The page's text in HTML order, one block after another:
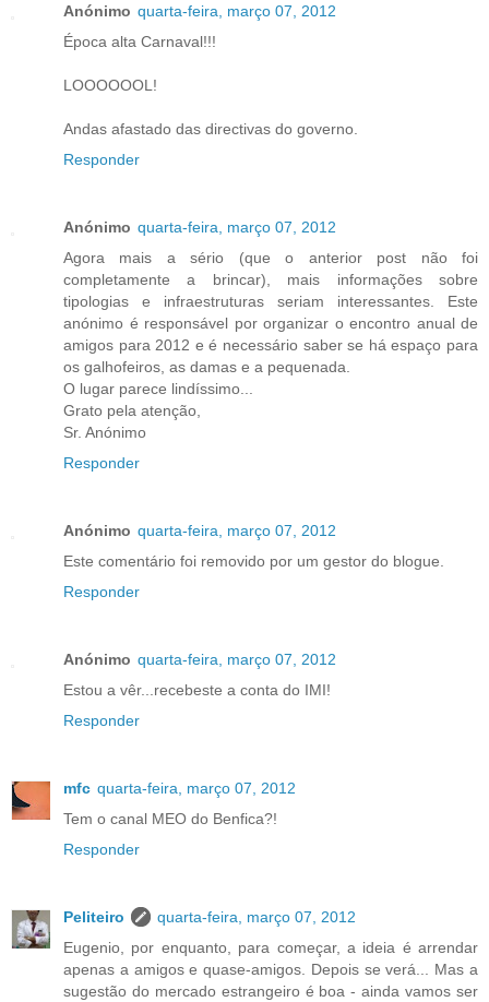
Anónimo quarta-feira, março 07, 2012
Época alta Carnaval!!!
LOOOOOOL!
Andas afastado das directivas do governo.
Responder
Anónimo quarta-feira, março 07, 2012
Agora mais a sério (que o anterior post não foi
completamente a brincar), mais informações sobre
tipologias e infraestruturas seriam interessantes. Este
anónimo é responsável por organizar o encontro anual de
amigos para 2012 e é necessário saber se há espaço para
os galhofeiros, as damas e a pequenada.
O lugar parece lindíssimo...
Grato pela atenção,
Sr. Anónimo
Responder
Anónimo quarta-feira, março 07, 2012
Este comentário foi removido por um gestor do blogue.
Responder
Anónimo quarta-feira, março 07, 2012
Estou a vêr...recebeste a conta do IMI!
Responder
mfc quarta-feira, março 07, 2012
Tem o canal MEO do Benfica?!
Responder
Peliteiro
quarta-feira, março 07, 2012
Eugenio, por enquanto, para começar, a ideia é arrendar
apenas a amigos e quase-amigos. Depois se verá... Mas a
sugestão do mercado estrangeiro é boa - ainda vamos ser